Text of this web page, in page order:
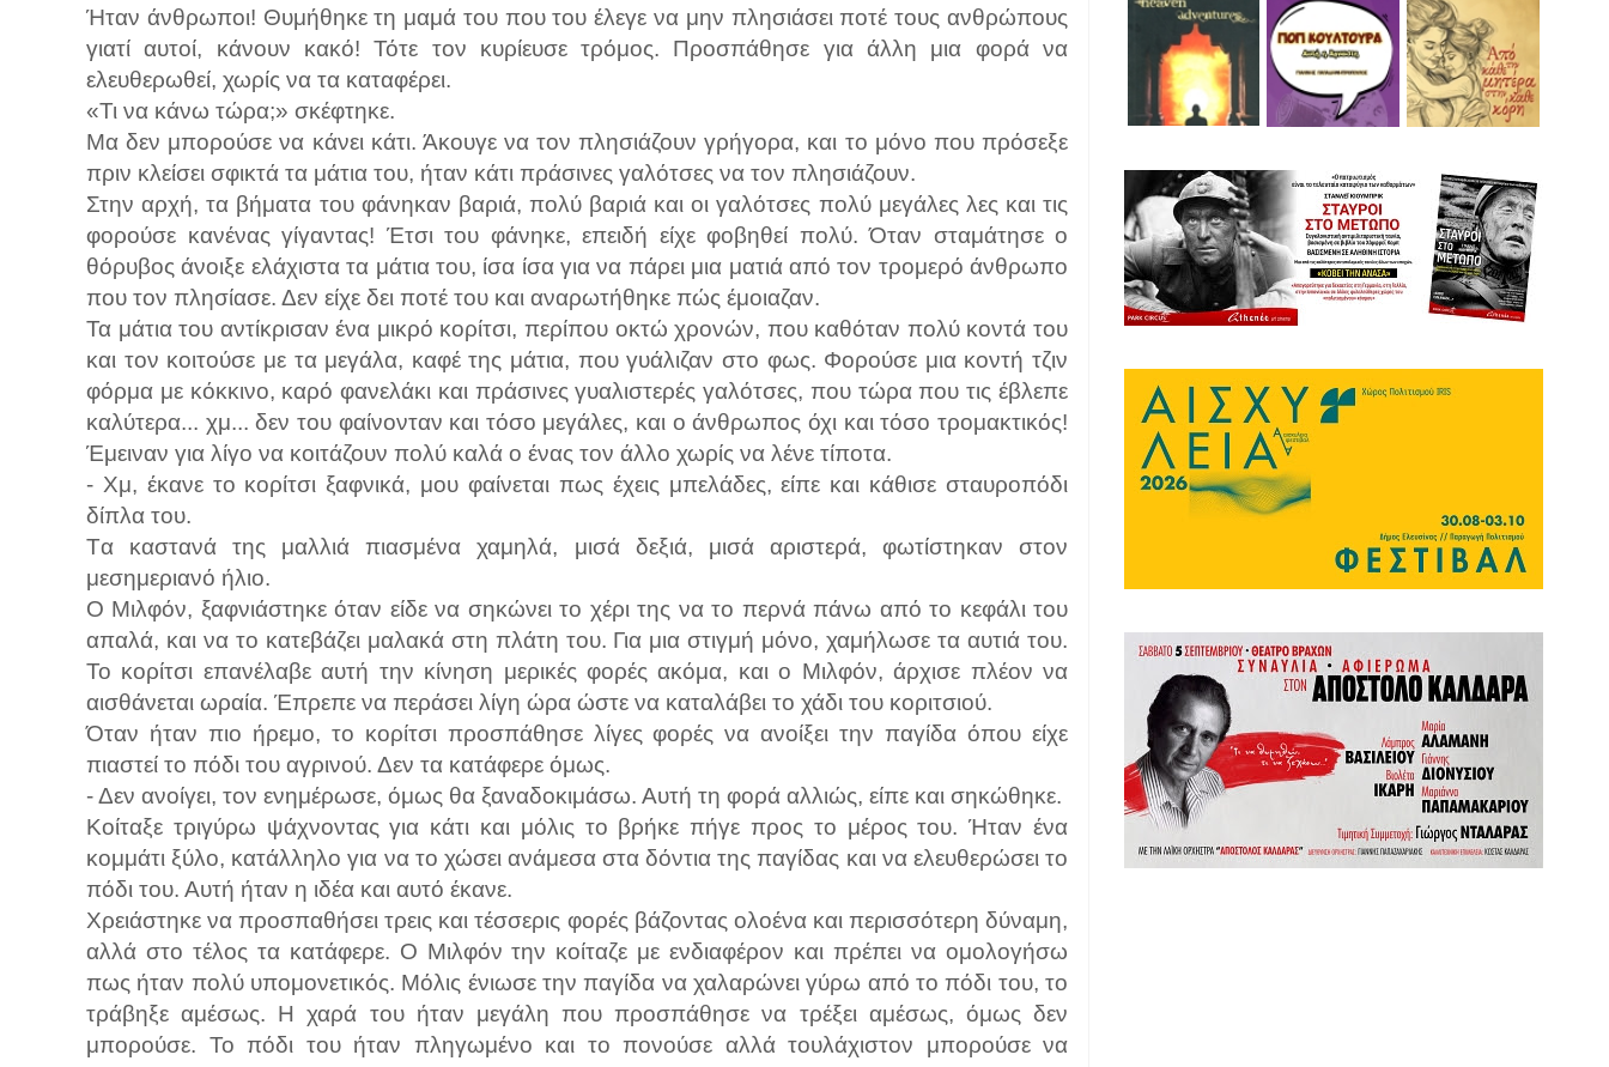
Ήταν άνθρωποι! Θυμήθηκε τη μαμά του που του έλεγε να μην πλησιάσει ποτέ τους ανθρώπους
γιατί αυτοί, κάνουν κακό! Τότε τον κυρίευσε τρόμος. Προσπάθησε για άλλη μια φορά να
ελευθερωθεί, χωρίς να τα καταφέρει.
«Τι να κάνω τώρα;» σκέφτηκε.
Μα δεν μπορούσε να κάνει κάτι. Άκουγε να τον πλησιάζουν γρήγορα, και το μόνο που πρόσεξε
πριν κλείσει σφικτά τα μάτια του, ήταν κάτι πράσινες γαλότσες να τον πλησιάζουν.
Στην αρχή, τα βήματα του φάνηκαν βαριά, πολύ βαριά και οι γαλότσες πολύ μεγάλες λες και τις
φορούσε κανένας γίγαντας! Έτσι του φάνηκε, επειδή είχε φοβηθεί πολύ. Όταν σταμάτησε ο
θόρυβος άνοιξε ελάχιστα τα μάτια του, ίσα ίσα για να πάρει μια ματιά από τον τρομερό άνθρωπο
που τον πλησίασε. Δεν είχε δει ποτέ του και αναρωτήθηκε πώς έμοιαζαν.
Τα μάτια του αντίκρισαν ένα μικρό κορίτσι, περίπου οκτώ χρονών, που καθόταν πολύ κοντά του
και τον κοιτούσε με τα μεγάλα, καφέ της μάτια, που γυάλιζαν στο φως. Φορούσε μια κοντή τζιν
φόρμα με κόκκινο, καρό φανελάκι και πράσινες γυαλιστερές γαλότσες, που τώρα που τις έβλεπε
καλύτερα... χμ... δεν του φαίνονταν και τόσο μεγάλες, και ο άνθρωπος όχι και τόσο τρομακτικός!
Έμειναν για λίγο να κοιτάζουν πολύ καλά ο ένας τον άλλο χωρίς να λένε τίποτα.
- Χμ, έκανε το κορίτσι ξαφνικά, μου φαίνεται πως έχεις μπελάδες, είπε και κάθισε σταυροπόδι
δίπλα του.
Tα καστανά της μαλλιά πιασμένα χαμηλά, μισά δεξιά, μισά αριστερά, φωτίστηκαν στον
μεσημεριανό ήλιο.
Ο Μιλφόν, ξαφνιάστηκε όταν είδε να σηκώνει το χέρι της να το περνά πάνω από το κεφάλι του
απαλά, και να το κατεβάζει μαλακά στη πλάτη του. Για μια στιγμή μόνο, χαμήλωσε τα αυτιά του.
Το κορίτσι επανέλαβε αυτή την κίνηση μερικές φορές ακόμα, και ο Μιλφόν, άρχισε πλέον να
αισθάνεται ωραία. Έπρεπε να περάσει λίγη ώρα ώστε να καταλάβει το χάδι του κοριτσιού.
Όταν ήταν πιο ήρεμο, το κορίτσι προσπάθησε λίγες φορές να ανοίξει την παγίδα όπου είχε
πιαστεί το πόδι του αγρινού. Δεν τα κατάφερε όμως.
- Δεν ανοίγει, τον ενημέρωσε, όμως θα ξαναδοκιμάσω. Αυτή τη φορά αλλιώς, είπε και σηκώθηκε.
Κοίταξε τριγύρω ψάχνοντας για κάτι και μόλις το βρήκε πήγε προς το μέρος του. Ήταν ένα
κομμάτι ξύλο, κατάλληλο για να το χώσει ανάμεσα στα δόντια της παγίδας και να ελευθερώσει το
πόδι του. Αυτή ήταν η ιδέα και αυτό έκανε.
Χρειάστηκε να προσπαθήσει τρεις και τέσσερις φορές βάζοντας ολοένα και περισσότερη δύναμη,
αλλά στο τέλος τα κατάφερε. Ο Μιλφόν την κοίταζε με ενδιαφέρον και πρέπει να ομολογήσω
πως ήταν πολύ υπομονετικός. Μόλις ένιωσε την παγίδα να χαλαρώνει γύρω από το πόδι του, το
τράβηξε αμέσως. Η χαρά του ήταν μεγάλη που προσπάθησε να τρέξει αμέσως, όμως δεν
μπορούσε. Το πόδι του ήταν πληγωμένο και το πονούσε αλλά τουλάχιστον μπορούσε να